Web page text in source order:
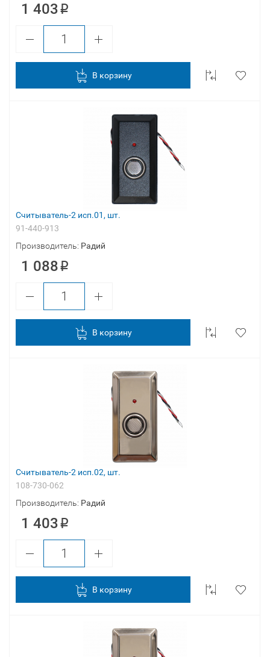
1 403
В корзину
Считыватель-2 исп.01, шт.
91-440-913
Производитель: Радий
1 088
В корзину
Считыватель-2 исп.02, шт.
108-730-062
Производитель: Радий
1 403
В корзину